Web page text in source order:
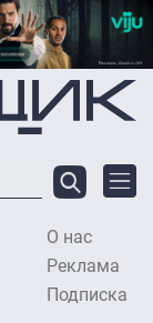
О нас
Реклама
Подписка